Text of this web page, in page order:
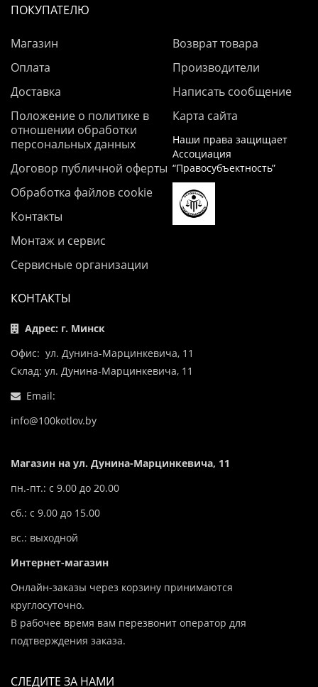
ПОКУПАТЕЛЮ
Магазин
Оплата
Доставка
Положение о политике в
отношении обработки
персональных данных
Договор публичной оферты
Обработка файлов cookie
Контакты
Монтаж и сервис
Сервисные организации
Возврат товара
Производители
Написать сообщение
Карта сайта
Наши права защищает
Ассоциация
“Правосубъектность”
КОНТАКТЫ
Адрес: г. Минск
Офис: ул. Дунина-Марцинкевича, 11
Склад: ул. Дунина-Марцинкевича, 11
Email:
info@100kotlov.by
Магазин на ул. Дунина-Марцинкевича, 11
пн.-пт.: с 9.00 до 20.00
сб.: с 9.00 до 15.00
вс.: выходной
Интернет-магазин
Онлайн-заказы через корзину принимаются
круглосуточно.
В рабочее время вам перезвонит оператор для
подтверждения заказа.
СЛЕДИТЕ ЗА НАМИ